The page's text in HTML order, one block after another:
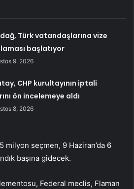
Türk vatandaşlarına vize
başlatıyor
9, 2026
CHP kurultayının iptali
ön incelemeye aldı
8, 2026
milyon seçmen, 9 Haziran’da 6
başına gidecek.
Federal meclis, Flaman